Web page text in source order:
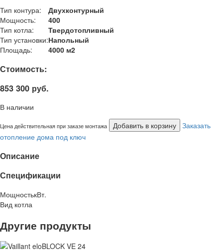
Тип контура:
Двухконтурный
Мощность:
400
Тип котла:
Твердотопливный
Тип установки:Напольный
Площадь:
4000 м2
Стоимость:
853 300 руб.
В наличии
Цена действительная при заказе монтажа Добавить в корзину Заказать
отопление дома под ключ
Описание
Спецификации
МощностькВт.
Вид котла
Другие продукты